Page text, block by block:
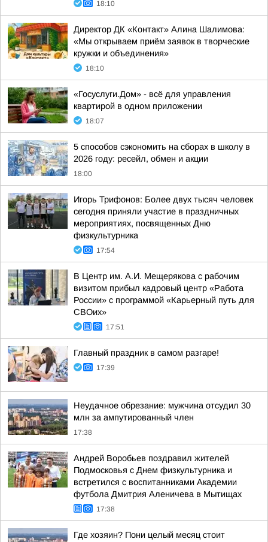
18:10
Директор ДК «Контакт» Алина Шалимова:
«Мы открываем приём заявок в творческие
кружки и объединения»
18:10
«Госуслуги.Дом» - всё для управления
квартирой в одном приложении
18:07
5 способов сэкономить на сборах в школу в
2026 году: ресейл, обмен и акции
18:00
Игорь Трифонов: Более двух тысяч человек
сегодня приняли участие в праздничных
мероприятиях, посвященных Дню
физкультурника
17:54
В Центр им. А.И. Мещерякова с рабочим
визитом прибыл кадровый центр «Работа
России» с программой «Карьерный путь для
СВОих»
17:51
Главный праздник в самом разгаре!
17:39
Неудачное обрезание: мужчина отсудил 30
млн за ампутированный член
17:38
Андрей Воробьев поздравил жителей
Подмосковья с Днем физкультурника и
встретился с воспитанниками Академии
футбола Дмитрия Аленичева в Мытищах
17:38
Где хозяин? Пони целый месяц стоит